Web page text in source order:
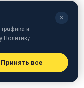
✕
и
Политику
Принять все